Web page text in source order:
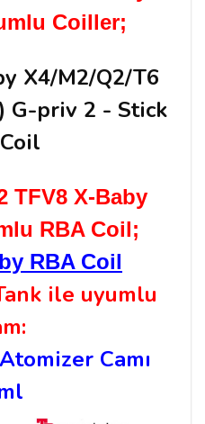
Coiller;
X4/M2/Q2/T6
G-priv 2 - Stick
TFV8 X-Baby
RBA Coil;
RBA Coil
ile uyumlu
Camı